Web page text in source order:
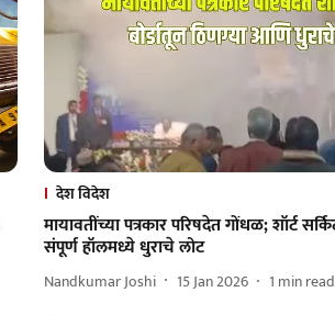
देश विदेश
मायावतींच्या पत्रकार परिषदेत गोंधळ; शॉर्ट
संपूर्ण हॉलमध्ये धुराचे लोट
Nandkumar Joshi 15 Jan 2026 1 min read